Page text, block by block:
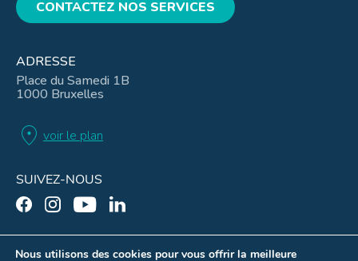
CONTACTEZ NOS SERVICES
ADRESSE
Place du Samedi 1B
1000 Bruxelles
location_on voir le plan
SUIVEZ-NOUS
Nous utilisons des cookies pour vous offrir la meilleure